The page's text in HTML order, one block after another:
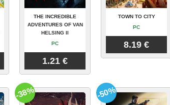
THE INCREDIBLE
ADVENTURES OF VAN
HELSING II
PC
1.21 €
TOWN TO CITY
PC
8.19 €
-38% -50%